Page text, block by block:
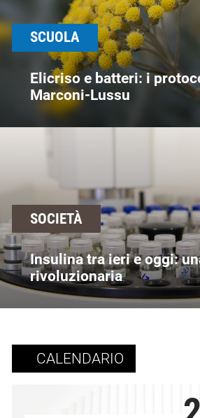
SCUOLA
Elicriso e batteri: i
Marconi-Lussu
SOCIETÀ
Insulina tra ieri e oggi:
rivoluzionaria
CALENDARIO